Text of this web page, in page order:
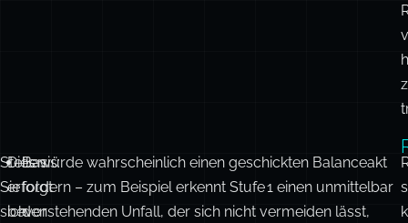
Stellen
Sie
sich
Basis:
folgt
den
Dies würde wahrscheinlich einen geschickten Balanceakt
erfordern – zum Beispiel erkennt Stufe 1 einen unmittelbar
bevorstehenden Unfall, der sich nicht vermeiden lässt,